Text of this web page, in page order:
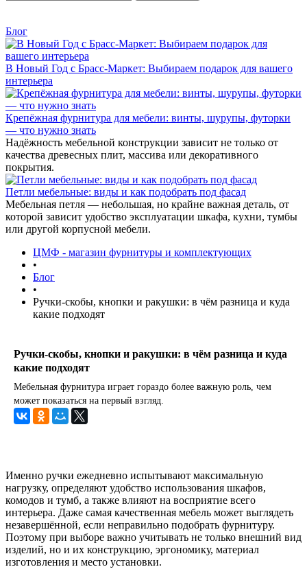
Блог
В Новый Год с Брасс-Маркет: Выбираем подарок для вашего
интерьера
Крепёжная фурнитура для мебели: винты, шурупы, футорки
— что нужно знать
Надёжность мебельной конструкции зависит не только от
качества древесных плит, массива или декоративного
покрытия.
Петли мебельные: виды и как подобрать под фасад
Мебельная петля — небольшая, но крайне важная деталь, от
которой зависит удобство эксплуатации шкафа, кухни, тумбы
или другой корпусной мебели.
ЦМФ - магазин фурнитуры и комплектующих
•
Блог
•
Ручки-скобы, кнопки и ракушки: в чём разница и куда
какие подходят
Ручки-скобы, кнопки и ракушки: в чём разница и куда
какие подходят
Мебельная фурнитура играет гораздо более важную роль, чем
может показаться на первый взгляд.
Именно ручки ежедневно испытывают максимальную
нагрузку, определяют удобство использования шкафов,
комодов и тумб, а также влияют на восприятие всего
интерьера. Даже самая качественная мебель может выглядеть
незавершённой, если неправильно подобрать фурнитуру.
Поэтому при выборе важно учитывать не только внешний вид
изделий, но и их конструкцию, эргономику, материал
изготовления и место установки.